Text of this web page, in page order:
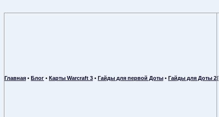
Главная • Блог • Карты Warcraft 3 • Гайды для первой Доты • Гайды для Доты 2